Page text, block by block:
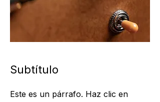
Subtítulo
Este es un párrafo. Haz clic en